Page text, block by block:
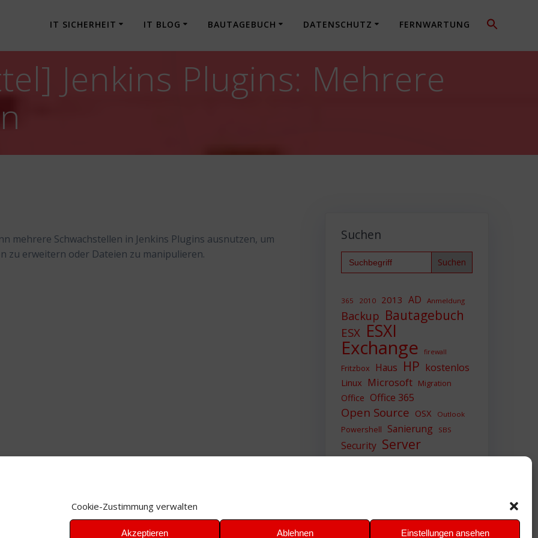
Cookie-Zustimmung verwalten
Akzeptieren Ablehnen Einstellungen ansehen
IT SICHERHEIT IT BLOG BAUTAGEBUCH DATENSCHUTZ FERNWARTUNG
Jenkins Plugins: Mehrere
Schwachstellen in Jenkins Plugins ausnutzen, um
zu erweitern oder Dateien zu manipulieren.
Suchen
Search
for:
365 2010 2013 AD Anmeldung
Backup Bautagebuch
ESX ESXI
Exchange firewall
Fritzbox Haus HP kostenlos
Linux Microsoft Migration
Office Office 365
Open Source OSX Outlook
Powershell Sanierung SBS
Security Server
Sicherheit SIEM
VMWare VPN WAZUH